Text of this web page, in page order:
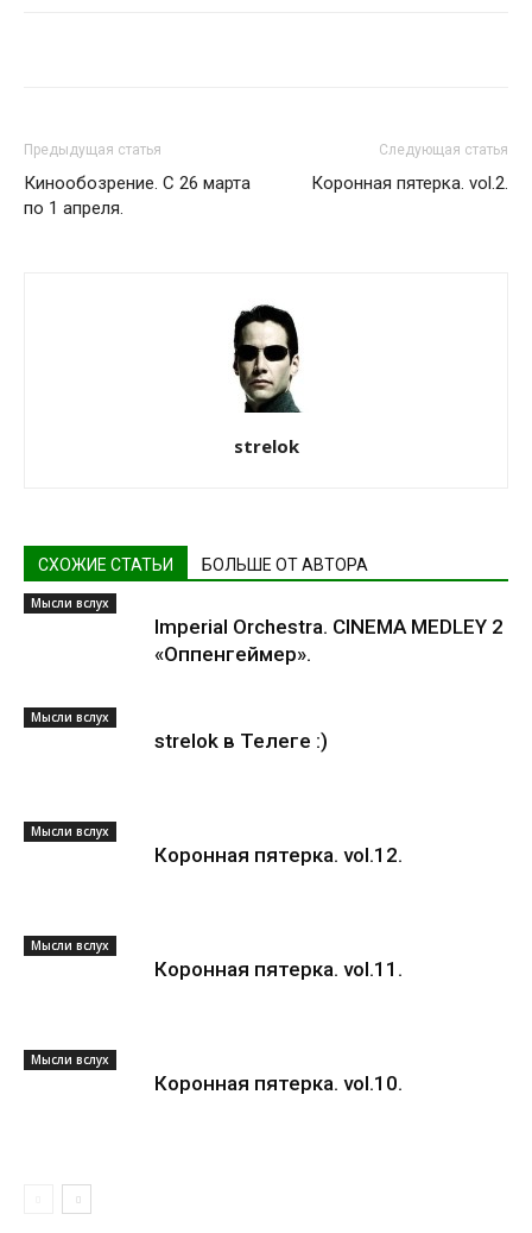
Предыдущая статья
Кинообозрение. С 26 марта
по 1 апреля.
Следующая статья
Коронная пятерка. vol.2.
strelok
СХОЖИЕ СТАТЬИ БОЛЬШЕ ОТ АВТОРА
Мысли вслух
Imperial Orchestra. CINEMA MEDLEY 2
«Оппенгеймер».
Мысли вслух
strelok в Телеге :)
Мысли вслух
Коронная пятерка. vol.12.
Мысли вслух
Коронная пятерка. vol.11.
Мысли вслух
Коронная пятерка. vol.10.